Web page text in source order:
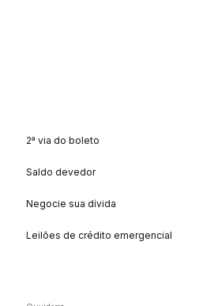
2ª via do boleto
Saldo devedor
Negocie sua dívida
Leilões de crédito emergencial